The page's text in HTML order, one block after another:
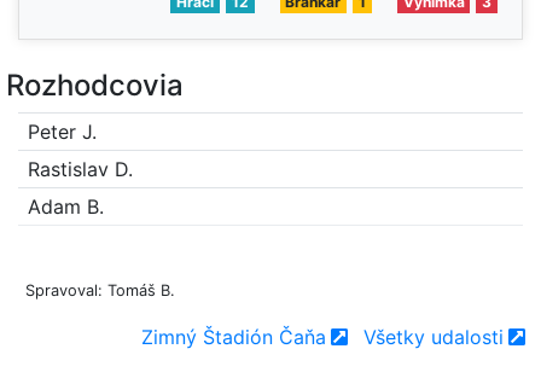
Rozhodcovia
Peter J.
Rastislav D.
Adam B.
Spravoval: Tomáš B.
Zimný Štadión Čaňa Všetky udalosti